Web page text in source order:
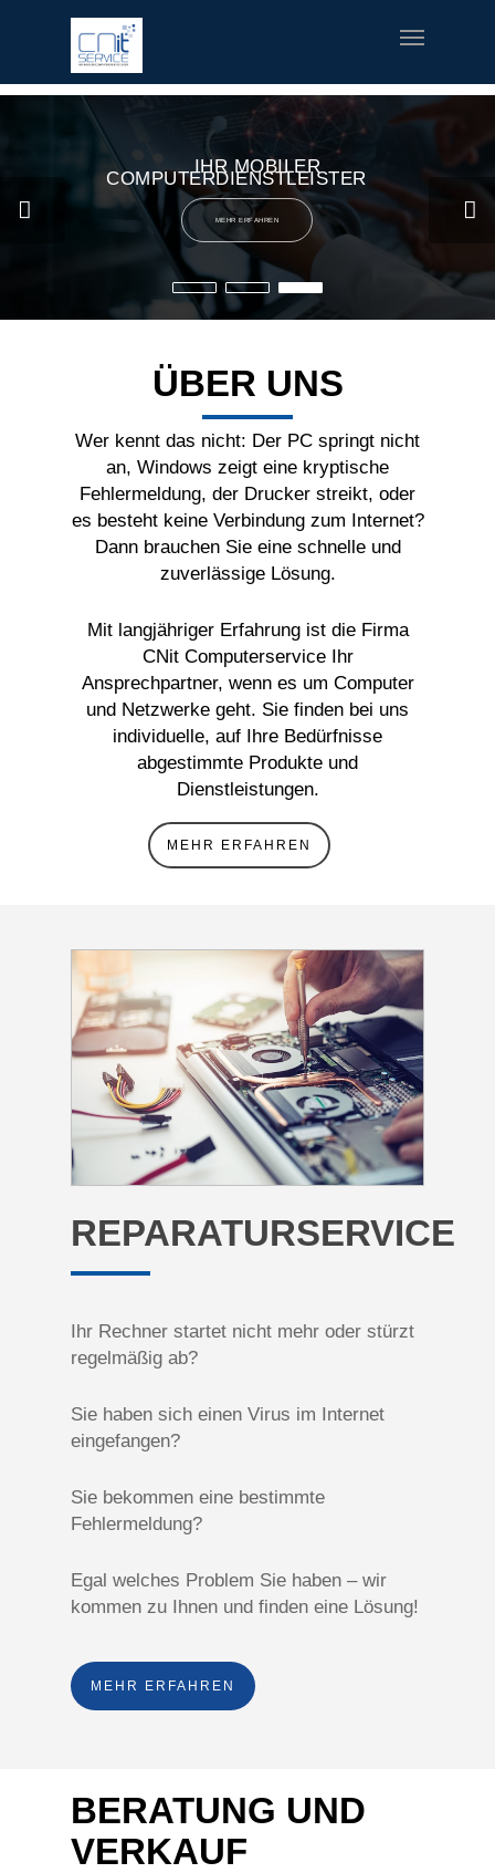
fred meyer gift card
fusion coupons build a bear printable coupon 10
rush music
special welcome coupon
IHR MOBILER
COMPUTERDIENSTLEISTER
MEHR ERFAHREN
ÜBER UNS
Wer kennt das nicht: Der PC springt nicht
an, Windows zeigt eine kryptische
Fehlermeldung, der Drucker streikt, oder
es besteht keine Verbindung zum Internet?
Dann brauchen Sie eine schnelle und
zuverlässige Lösung.
Mit langjähriger Erfahrung ist die Firma
CNit Computerservice Ihr
Ansprechpartner, wenn es um Computer
und Netzwerke geht. Sie finden bei uns
individuelle, auf Ihre Bedürfnisse
abgestimmte Produkte und
Dienstleistungen.
MEHR ERFAHREN
REPARATURSERVICE
Ihr Rechner startet nicht mehr oder stürzt
regelmäßig ab?
Sie haben sich einen Virus im Internet
eingefangen?
Sie bekommen eine bestimmte
Fehlermeldung?
Egal welches Problem Sie haben – wir
kommen zu Ihnen und finden eine Lösung!
MEHR ERFAHREN
BERATUNG UND
VERKAUF